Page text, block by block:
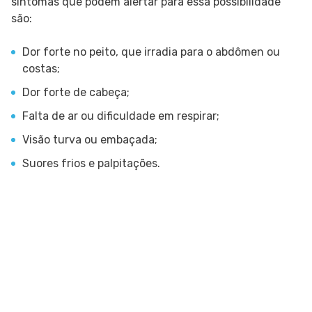
são:
Dor forte no peito, que irradia para o abdômen ou
costas;
Dor forte de cabeça;
Falta de ar ou dificuldade em respirar;
Visão turva ou embaçada;
Suores frios e palpitações.